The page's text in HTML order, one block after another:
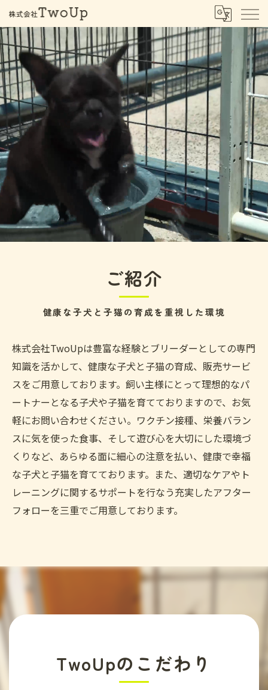
健康な子犬と子猫の育成を重視した環境
ご紹介
株式会社TwoUpは豊富な経験とブリーダーとしての専門
知識を活かして、健康な子犬と子猫の育成、販売サービ
スをご用意しております。飼い主様にとって理想的なパ
ートナーとなる子犬や子猫を育てておりますので、お気
軽にお問い合わせください。ワクチン接種、栄養バラン
スに気を使った食事、そして遊び心を大切にした環境づ
くりなど、あらゆる面に細心の注意を払い、健康で幸福
な子犬と子猫を育てております。また、適切なケアやト
レーニングに関するサポートを行なう充実したアフター
フォローを三重でご用意しております。
TwoUpのこだわり